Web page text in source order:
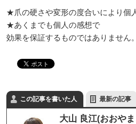
★爪の硬さや変形の度合いにより個
★あくまでも個人の感想で
効果を保証するものではありません。
この記事を書いた人 最新の記事
大山 良江(おおや